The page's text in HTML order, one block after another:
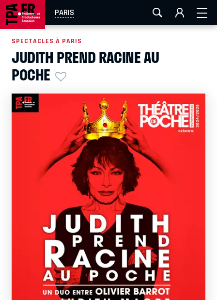
PARIS
AIX-MARSEILLE LA ROCHELLE
EN TOURNÉE
SPECTACLES À PARIS
JUDITH PREND RACINE AU
POCHE